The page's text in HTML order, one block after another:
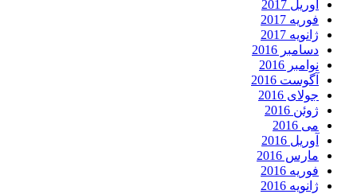
آوریل 2017
فوریه 2017
ژانویه 2017
دسامبر 2016
نوامبر 2016
آگوست 2016
جولای 2016
ژوئن 2016
می 2016
آوریل 2016
مارس 2016
فوریه 2016
ژانویه 2016